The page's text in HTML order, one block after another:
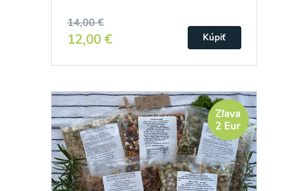
14,00 €
12,00 € Kúpiť
Zľava
2 Eur